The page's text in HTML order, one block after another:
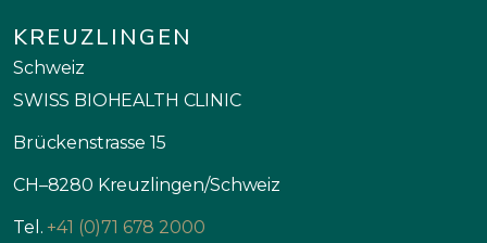
KREUZLINGEN
Schweiz
SWISS BIOHEALTH CLINIC
Brückenstrasse 15
CH–8280 Kreuzlingen/Schweiz
Tel. +41 (0)71 678 2000